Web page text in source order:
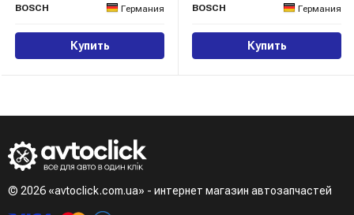
BOSCH
Германия
Купить
BOSCH
Германия
Купить
© 2026 «avtoclick.com.ua» - интернет магазин автозапчастей